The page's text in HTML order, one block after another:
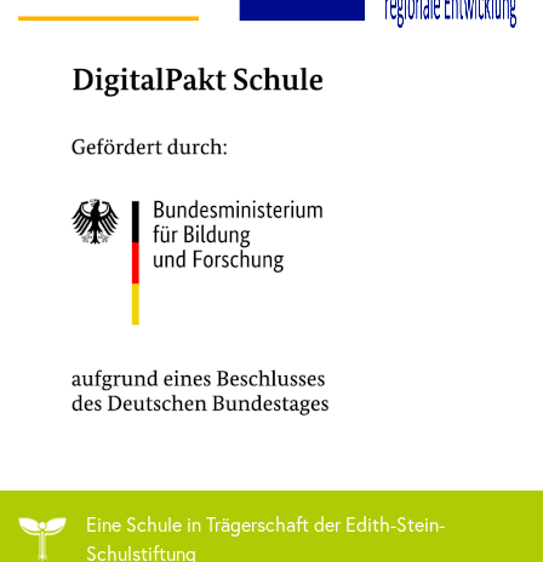
Eine Schule in Trägerschaft der Edith-Stein-
Schulstiftung